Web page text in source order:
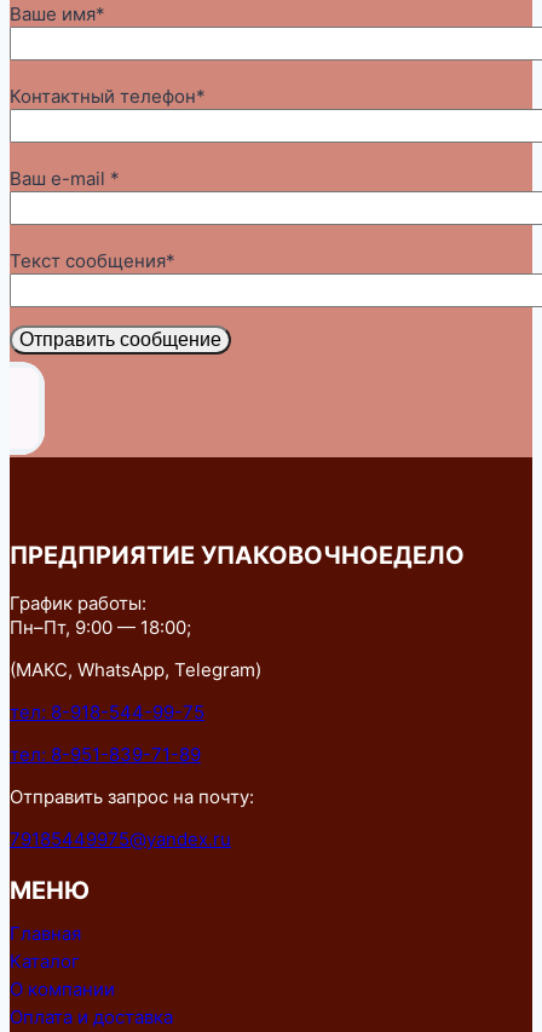
Ваше имя*
Контактный телефон*
Ваш e-mail *
Текст сообщения*
Отправить сообщение
ПРЕДПРИЯТИЕ УПАКОВОЧНОЕДЕЛО
График работы:
Пн–Пт, 9:00 — 18:00;
(МАКС, WhatsApp, Telegram)
тел: 8-918-544-99-75
тел: 8-951-839-71-89
Отправить запрос на почту:
79185449975@yandex.ru
МЕНЮ
Главная
Каталог
О компании
Оплата и доставка